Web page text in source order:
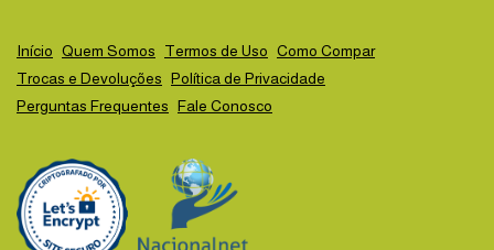
Início Quem Somos Termos de Uso Como Compar
Trocas e Devoluções Política de Privacidade
Perguntas Frequentes Fale Conosco